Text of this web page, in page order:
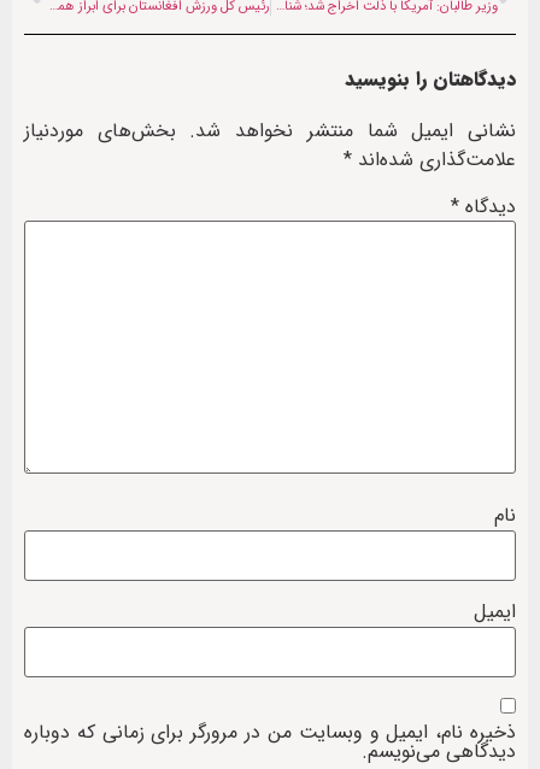
وزیر طالبان: آمریکا با ذلت اخراج شد؛ شناسایی حکومت طالبان بهانه‌ای برای تامین منافع است رئیس کل ورزش افغانستان برای ابراز همدردی به خانه مرحوم علیرضا آساهی رفت
دیدگاهتان را بنویسید
نشانی ایمیل شما منتشر نخواهد شد. بخش‌های موردنیاز
علامت‌گذاری شده‌اند *
دیدگاه *
نام
ایمیل
ذخیره نام، ایمیل و وبسایت من در مرورگر برای زمانی که دوباره
دیدگاهی می‌نویسم.